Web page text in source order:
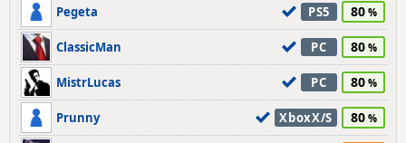
Pegeta PS5 80
ClassicMan PC 80
MistrLucas PC 80
Prunny XboxX/S 80